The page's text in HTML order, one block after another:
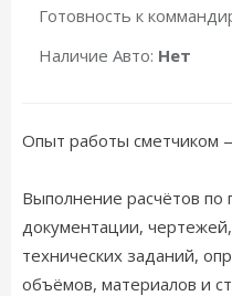
Готовность к
Наличие Авто: Нет
Опыт работы сметчиком
Выполнение расчётов по
документации,
технических заданий,
объёмов, материалов и